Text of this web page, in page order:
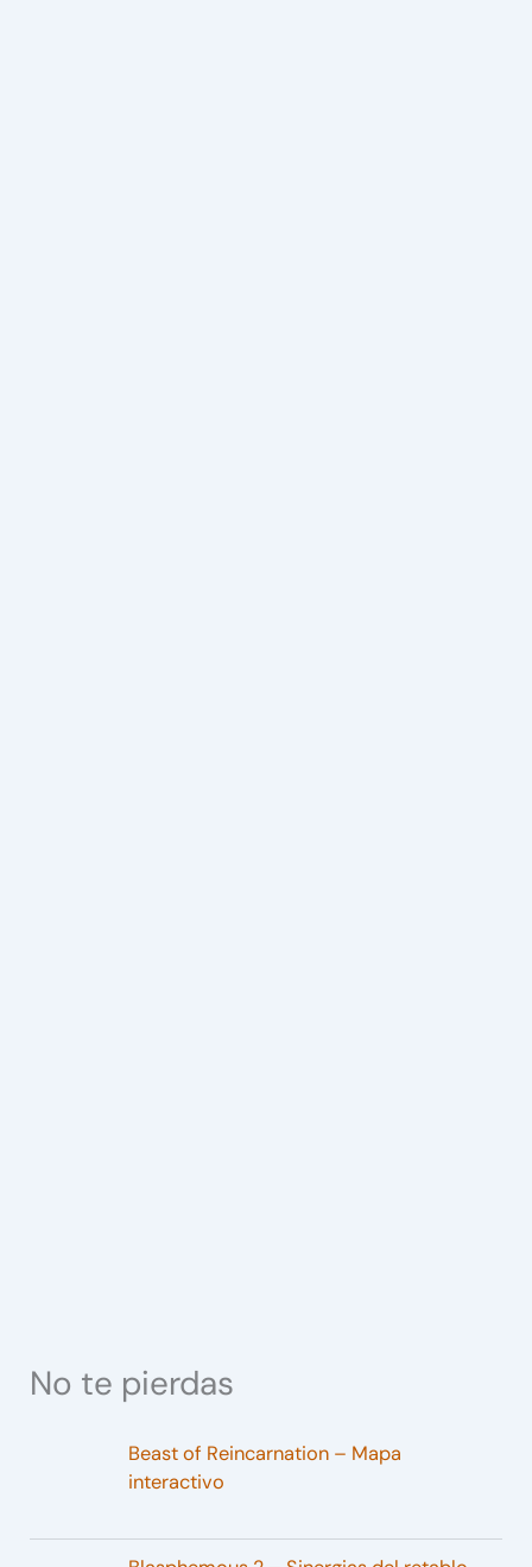
No te pierdas
Beast of Reincarnation – Mapa
interactivo